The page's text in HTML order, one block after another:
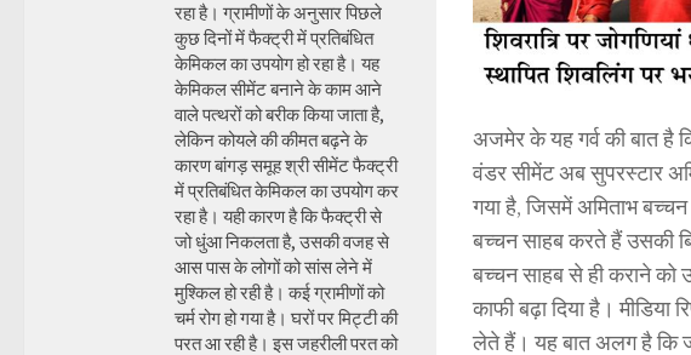
अजमेर के यह गर्व की बात है
वंडर सीमेंट अब सुपरस्टार
गया है, जिसमें अमिताभ बच्चन
बच्चन साहब करते हैं उसकी
बच्चन साहब से ही कराने को
काफी बढ़ा दिया है।
लेते हैं। यह बात अलग है कि
रहा है। ग्रामीणों के अनुसार पिछले
कुछ दिनों में फैक्ट्री में प्रतिबंधित
केमिकल का उपयोग हो रहा है। यह
केमिकल सीमेंट बनाने के काम आने
वाले पत्थरों को बरीक किया जाता है,
लेकिन कोयले की कीमत बढ़ने के
कारण बांगड़ समूह श्री सीमेंट फैक्ट्री
में प्रतिबंधित केमिकल का उपयोग कर
रहा है। यही कारण है कि फैक्ट्री से
जो धुंआ निकलता है, उसकी वजह से
आस पास के लोगों को सांस लेने में
मुश्किल हो रही है। कई ग्रामीणों को
चर्म रोग हो गया है। घरों पर मिट्टी की
परत आ रही है। इस जहरीली परत को